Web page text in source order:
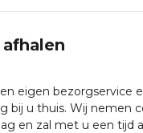
eigen bezorgservice
bij u thuis. Wij nemen
en zal met u een tijd